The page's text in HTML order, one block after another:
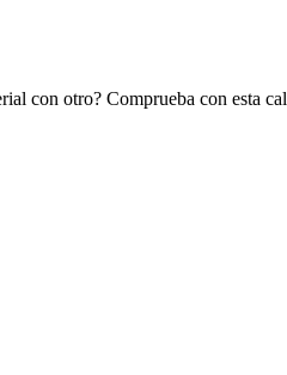
con otro? Comprueba con esta